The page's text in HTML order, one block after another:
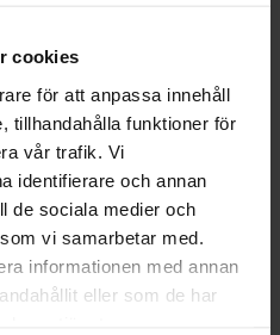
cookies
för att anpassa innehåll
tillhandahålla funktioner för
vår trafik. Vi
identifierare och annan
de sociala medier och
vi samarbetar med.
informationen med annan
eller som de har